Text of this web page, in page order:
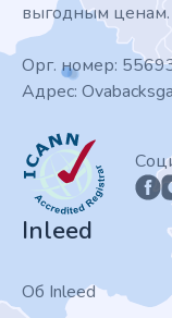
выгодным ценам.
Орг. номер:
Адрес:
ICANN
Inleed
Об Inleed